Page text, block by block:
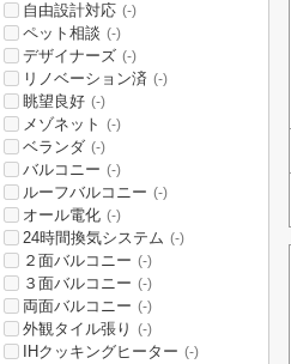
自由設計対応 (-)
ペット相談 (-)
デザイナーズ (-)
リノベーション済 (-)
眺望良好 (-)
メゾネット (-)
ベランダ (-)
バルコニー (-)
ルーフバルコニー (-)
オール電化 (-)
24時間換気システム (-)
２面バルコニー (-)
３面バルコニー (-)
両面バルコニー (-)
外観タイル張り (-)
IHクッキングヒーター (-)